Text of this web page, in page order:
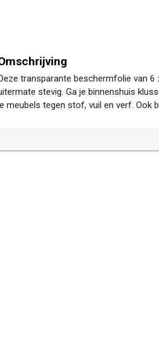
transparante beschermfolie van
stevig. Ga je binnenshuis
meubels tegen stof, vuil en verf. Ook